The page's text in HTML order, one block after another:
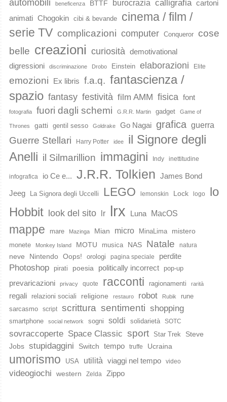
automobili beneficenza BTTF burocrazia calligrafia cartoni
animati Chogokin cibi & bevande
cinema / film /
serie TV complicazioni computer Conqueror
cose
belle creazioni curiosità demotivational
digressioni
discriminazione Drobo Einstein elaborazioni Elite
emozioni Ex libris f.a.q. fantascienza /
spazio fantasy festività film AMM fisica font
fotografia fuori dagli schemi G.R.R. Martin gadget Game of
Thrones gatti gentil sesso Goldrake Go Nagai grafica guerra
Guerre Stellari Harry Potter idee
il Signore degli
Anelli il Silmarillion immagini Indy inettitudine
infografica io Ce e... J.R.R. Tolkien James Bond
Jeeg La Signora degli Uccelli LEGO lemonskin Lock logo
lo
Hobbit look del sito lr lrx Luna MacOS
mappe mare Mazinga Mian micro MinaLima mistero
monete Monkey Island MOTU musica NAS Natale natura
neve Nintendo Oops! orologi pagina speciale perdite
Photoshop pirati poesia politically incorrect pop-up
prevaricazioni privacy quote racconti ragionamenti rarità
regali relazioni sociali religione restauro robot Rubik
rune
sarcasmo
script scrittura sentimenti shopping
smartphone social network sogni soldi solidarietà SOTC
sovraccoperte Space Classic sport Star Trek
Steve
Jobs stupidaggini Switch tempo truffe Ucraina
umorismo USA utilità viaggi nel tempo video
videogiochi western Zelda Zippo